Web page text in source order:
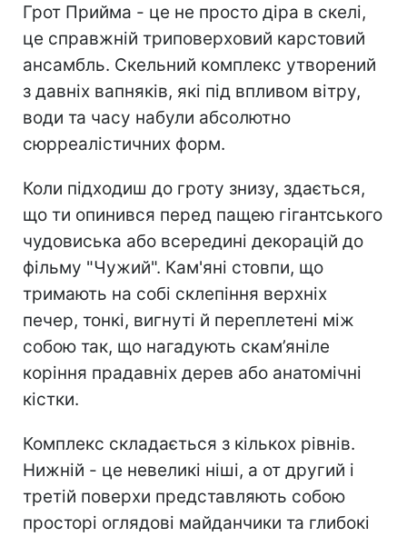
Грот Прийма - це не просто діра в скелі,
це справжній триповерховий карстовий
ансамбль. Скельний комплекс утворений
з давніх вапняків, які під впливом вітру,
води та часу набули абсолютно
сюрреалістичних форм.
Коли підходиш до гроту знизу, здається,
що ти опинився перед пащею гігантського
чудовиська або всередині декорацій до
фільму "Чужий". Кам'яні стовпи, що
тримають на собі склепіння верхніх
печер, тонкі, вигнуті й переплетені між
собою так, що нагадують скам’яніле
коріння прадавніх дерев або анатомічні
кістки.
Комплекс складається з кількох рівнів.
Нижній - це невеликі ніші, а от другий і
третій поверхи представляють собою
просторі оглядові майданчики та глибокі